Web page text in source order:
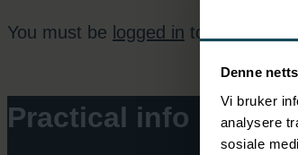
Denne
Vi bruker
analysere
sosiale
You must be logged in to post a
Practical info